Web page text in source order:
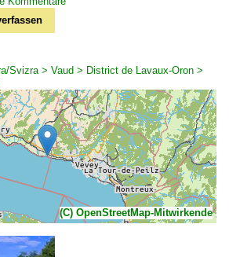
Svizra > Vaud > District de Lavaux-Oron >
(C) OpenStreetMap-Mitwirkende